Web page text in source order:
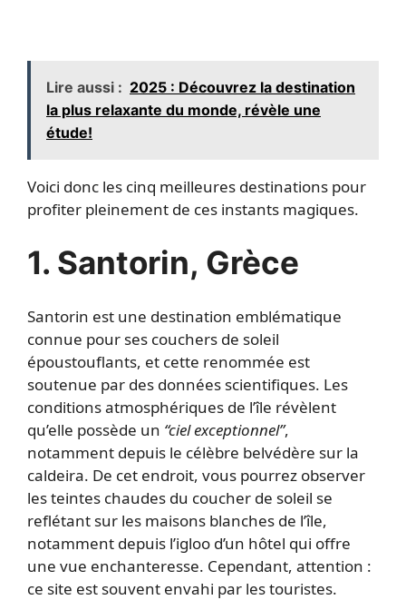
Lire aussi : 2025 : Découvrez la destination
la plus relaxante du monde, révèle une
étude!
Voici donc les cinq meilleures destinations pour
profiter pleinement de ces instants magiques.
1. Santorin, Grèce
Santorin est une destination emblématique
connue pour ses couchers de soleil
époustouflants, et cette renommée est
soutenue par des données scientifiques. Les
conditions atmosphériques de l’île révèlent
qu’elle possède un “ciel exceptionnel”,
notamment depuis le célèbre belvédère sur la
caldeira. De cet endroit, vous pourrez observer
les teintes chaudes du coucher de soleil se
reflétant sur les maisons blanches de l’île,
notamment depuis l’igloo d’un hôtel qui offre
une vue enchanteresse. Cependant, attention :
ce site est souvent envahi par les touristes.